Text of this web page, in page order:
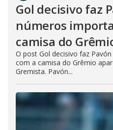
Gol decisivo faz
números
camisa do
O post Gol decisivo faz
com a camisa do Grêmio
Gremista. Pavón...